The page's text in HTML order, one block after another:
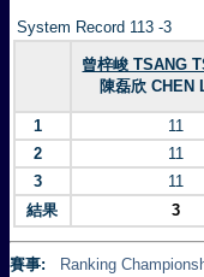
System Record 113 -3
曾梓峻 TSANG
陳磊欣 CHEN
1
11
2
11
3
11
結果
3
賽事:
Ranking